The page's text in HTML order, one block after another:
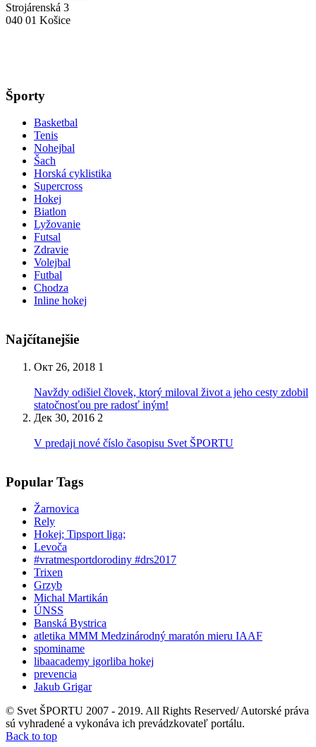
Strojárenská 3
040 01 Košice
Športy
Basketbal
Tenis
Nohejbal
Šach
Horská cyklistika
Supercross
Hokej
Biatlon
Lyžovanie
Futsal
Zdravie
Volejbal
Futbal
Chodza
Inline hokej
Najčítanejšie
Окт 26, 2018 1
Navždy odišiel človek, ktorý miloval život a jeho cesty zdobil
statočnosťou pre radosť iným!
Дек 30, 2016 2
V predaji nové číslo časopisu Svet ŠPORTU
Popular Tags
Žarnovica
Rely
Hokej; Tipsport liga;
Levoča
#vratmesportdorodiny #drs2017
Trixen
Grzyb
Michal Martikán
ÚNSS
Banská Bystrica
atletika MMM Medzinárodný maratón mieru IAAF
spominame
libaacademy igorliba hokej
prevencia
Jakub Grigar
© Svet ŠPORTU 2007 - 2019. All Rights Reserved/ Autorské práva
sú vyhradené a vykonáva ich prevádzkovateľ portálu.
Back to top